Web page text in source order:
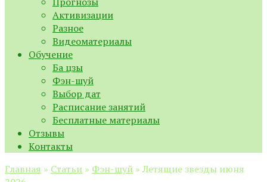
Активизации
Разное
Видеоматериалы
Обучение
Ба цзы
Фэн-шуй
Выбор дат
Расписание занятий
Бесплатные материалы
Отзывы
Контакты
Главная » Статьи » Фэн-шуй » Летящие звезды июня